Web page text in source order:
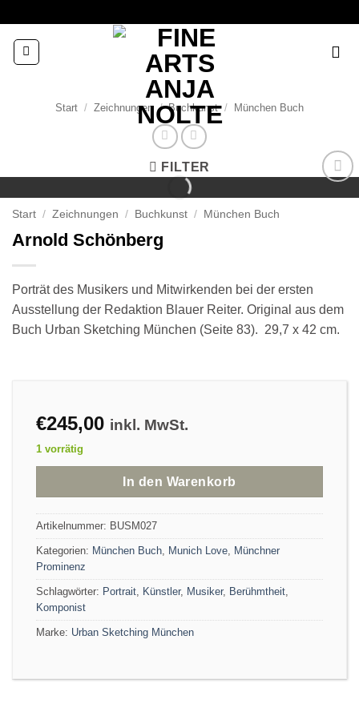
springen
Start / Zeichnungen / Buchkunst / München Buch
FILTER
Add to
Start / Zeichnungen / Buchkunst / München Buch
Arnold Schönberg
Porträt des Musikers und Mitwirkenden bei der ersten
Ausstellung der Redaktion Blauer Reiter. Original aus dem
Buch Urban Sketching München (Seite 83). 29,7 x 42 cm.
€245,00 inkl. MwSt.
1 vorrätig
In den Warenkorb
Artikelnummer: BUSM027
Kategorien: München Buch, Munich Love, Münchner
Prominenz
Schlagwörter: Portrait, Künstler, Musiker, Berühmtheit,
Komponist
Marke: Urban Sketching München